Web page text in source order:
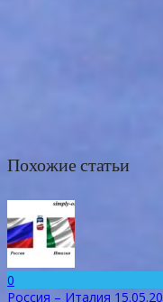
Похожие статьи
0
Россия – Италия